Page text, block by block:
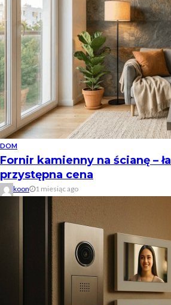
DOM
Fornir kamienny na ścianę –
przystępna cena
koon 1 miesiąc ago